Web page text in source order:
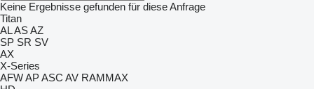
Keine Ergebnisse gefunden für diese Anfrage
Titan
ALASAZ
SP SR SV
AX
X-Series
AFWAPASC AV RAMMAX